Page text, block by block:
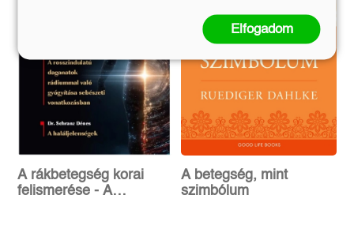
A rákbetegség korai
felismerése - A
A betegség, mint
szimbólum
Elfogadom